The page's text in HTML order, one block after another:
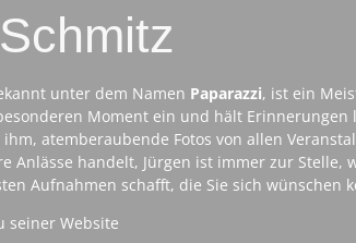
unter dem Namen Paparazzi, ist ein
Moment ein und hält Erinnerungen
atemberaubende Fotos von allen
Anlässe handelt, Jürgen ist immer zur Stelle,
Aufnahmen schafft, die Sie sich wünschen
seiner Website